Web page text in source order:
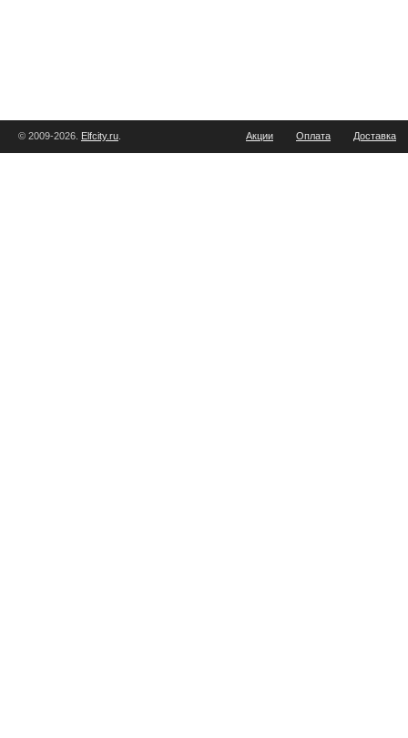
© 2009-2026. Elfcity.ru Акции Оплата Доставка